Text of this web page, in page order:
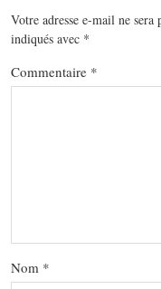
Votre adresse e-mail ne sera
indiqués avec *
Commentaire *
Nom *